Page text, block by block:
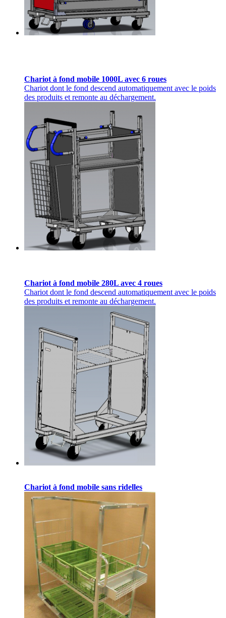
Chariot à fond mobile 1000L avec 6 roues
Chariot dont le fond descend automatiquement avec le poids
des produits et remonte au déchargement.
Chariot à fond mobile 280L avec 4 roues
Chariot dont le fond descend automatiquement avec le poids
des produits et remonte au déchargement.
Chariot à fond mobile sans ridelles